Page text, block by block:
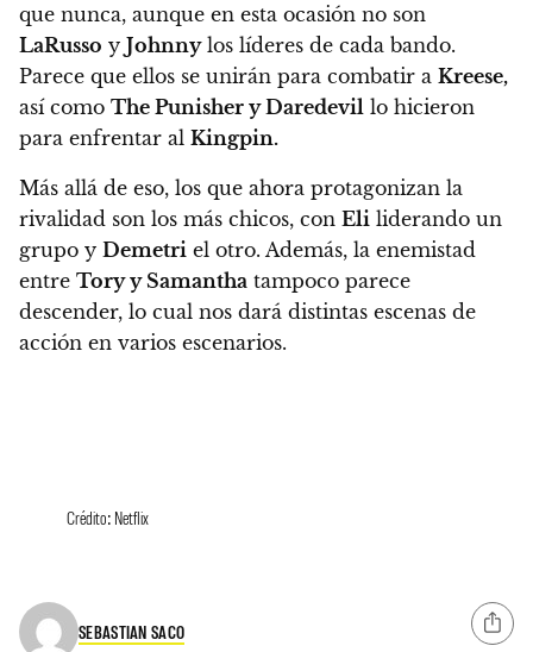
que nunca, aunque en esta ocasión no son
LaRusso y Johnnylos líderes de cada bando.
Parece que ellos se unirán para combatir a Kreese,
así como The Punisher y Daredevil lo hicieron
para enfrentar al Kingpin.
Más allá de eso, los que ahora protagonizan la
rivalidad son los más chicos, con Eli liderando un
grupo y Demetri el otro. Además, la enemistad
entre Tory y Samantha tampoco parece
descender, lo cual nos dará distintas escenas de
acción en varios escenarios.
Crédito: Netflix
SEBASTIAN SACO